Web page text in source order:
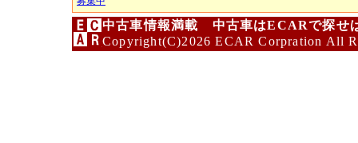
中古車情報満載 中古車はECARで探せ
Copyright(C)2026 ECAR Corpration All